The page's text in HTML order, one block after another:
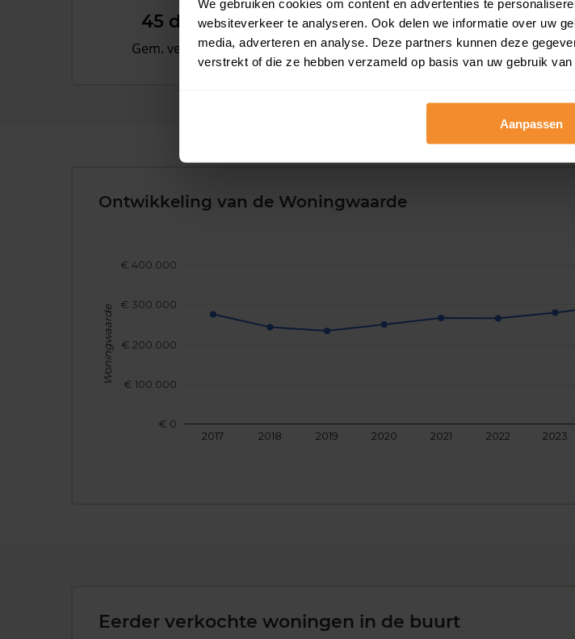
We gebruiken cookies om content en advertenties te
websiteverkeer te analyseren. Ook delen we informatie over uw
media, adverteren en analyse. Deze partners kunnen deze
verstrekt of die ze hebben verzameld op basis van uw gebruik
Aanpassen
45 dagen
Gem. verkooptijd
Ontwikkeling van de Woningwaarde
2017 2018 2019 2020 2021 2022 2023
€ 0
€ 100.000
€ 200.000
€ 300.000
€ 400.000
Woningwaarde
Eerder verkochte woningen in de buurt